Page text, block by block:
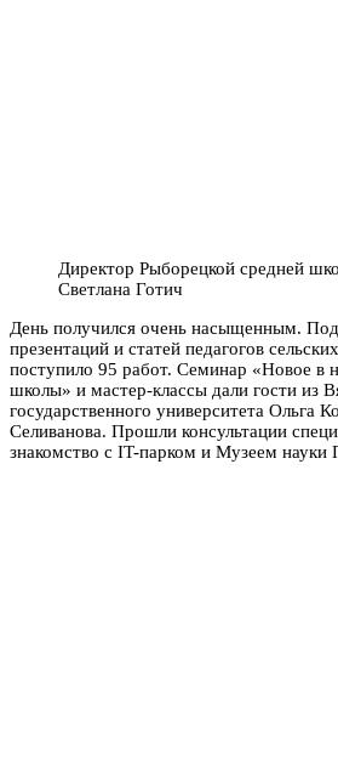
Директор Рыборецкой средней
Светлана Готич
День получился очень насыщенным.
презентаций и статей педагогов
поступило 95 работ. Семинар «Новое в
школы» и мастер-классы дали гости из
государственного университета Ольга
Селиванова. Прошли консультации
знакомство с IT-парком и Музеем науки